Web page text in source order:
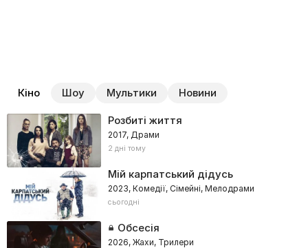
Кіно Шоу Мультики Новини
Розбиті життя
2017, Драми
2 дні тому
Мій карпатський дідусь
2023, Комедії, Сімейні, Мелодрами
сьогодні
Обсесія
2026, Жахи, Трилери